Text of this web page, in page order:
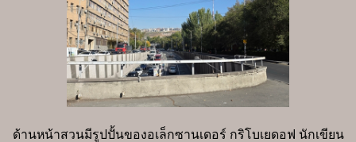
ด้านหน้าสวนมีรูปปั้นของอเล็กซานเดอร์ กริโบเยดอฟ นักเขียน